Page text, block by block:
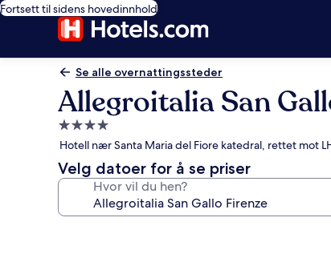
Fortsett til sidens hovedinnhold
Se alle overnattingssteder
Allegroitalia San
Overnattingssted
med
4.0
stjerner
Hotell nær Santa Maria del Fiore katedral, rettet mot
Velg datoer for å se priser
Hvor vil du hen?